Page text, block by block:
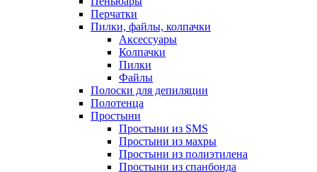
Перчатки
Пилки, файлы, колпачки
Аксессуары
Колпачки
Пилки
Файлы
Полоски для депиляции
Полотенца
Простыни
Простыни из SMS
Простыни из махры
Простыни из полиэтилена
Простыни из спанбонда